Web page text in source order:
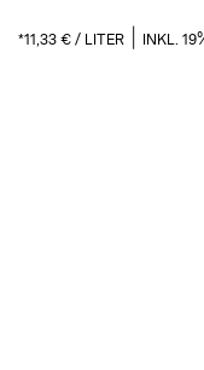
*11,33 € / LITER INKL.